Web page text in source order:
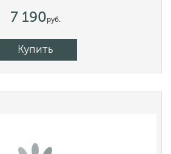
7 190руб.
Купить